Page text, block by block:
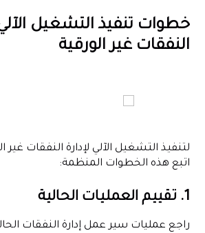
خطوات تنفيذ التشغيل الآلي
النفقات غير الورقية
لتنفيذ التشغيل الآلي لإدارة النفقات غير
اتبع هذه الخطوات المنظمة:
1. تقييم العمليات الحالية
راجع عمليات سير عمل إدارة النفقات